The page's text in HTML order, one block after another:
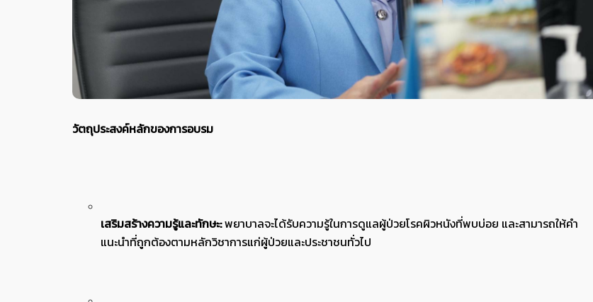
วัตถุประสงค์หลักของการอบรม
เสริมสร้างความรู้และทักษะ:พยาบาลจะได้รับความรู้ในการดูแลผู้ป่วยโรคผิวหนังที่พบบ่อย และสามารถให้คำ
แนะนำที่ถูกต้องตามหลักวิชาการแก่ผู้ป่วยและประชาชนทั่วไป